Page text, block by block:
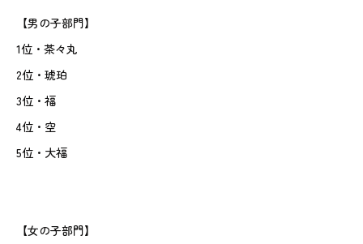
【男の子部門】
1位・茶々丸
2位・琥珀
3位・福
4位・空
5位・大福
【女の子部門】